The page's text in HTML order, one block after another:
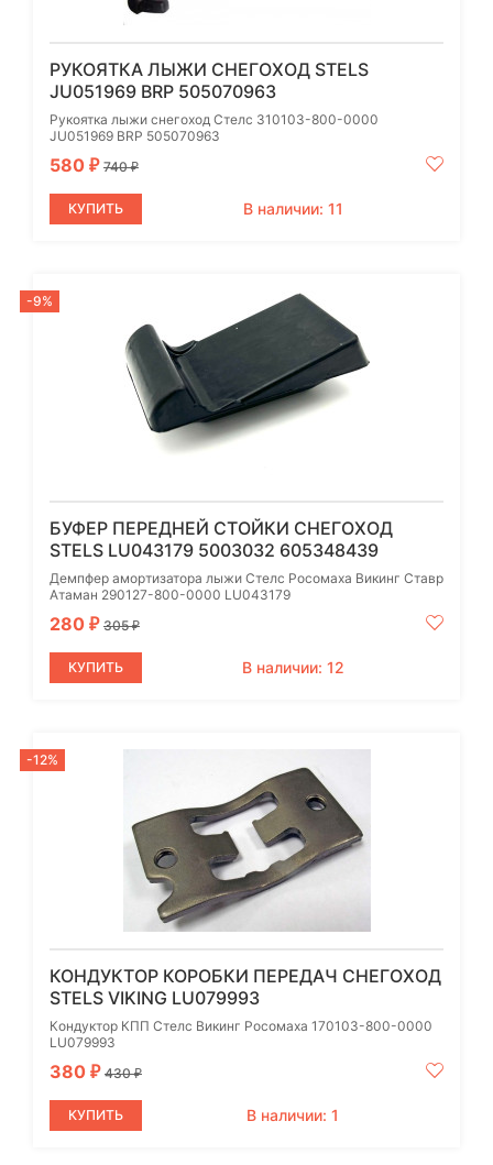
РУКОЯТКА ЛЫЖИ СНЕГОХОД STELS
JU051969 BRP 505070963
Рукоятка лыжи снегоход Стелс 310103-800-0000
JU051969 BRP 505070963
580 ₽ 740₽
КУПИТЬ В наличии: 11
-9%
БУФЕР ПЕРЕДНЕЙ СТОЙКИ СНЕГОХОД
STELS LU043179 5003032 605348439
Демпфер амортизатора лыжи Стелс Росомаха Викинг Ставр
Атаман 290127-800-0000 LU043179
280 ₽ 305₽
КУПИТЬ В наличии: 12
-12%
КОНДУКТОР КОРОБКИ ПЕРЕДАЧ СНЕГОХОД
STELS VIKING LU079993
Кондуктор КПП Стелс Викинг Росомаха 170103-800-0000
LU079993
380 ₽ 430₽
КУПИТЬ В наличии: 1